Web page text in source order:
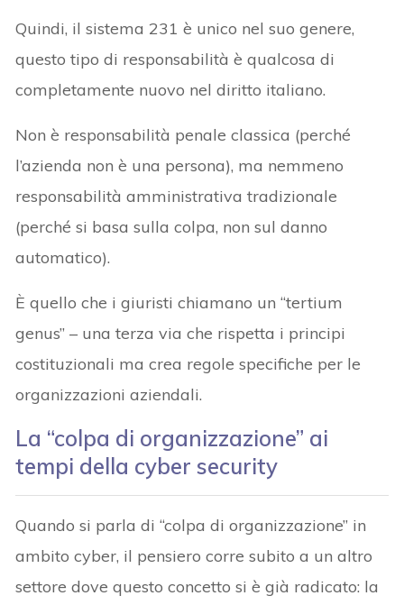
Quindi, il sistema 231 è unico nel suo genere,
questo tipo di responsabilità è qualcosa di
completamente nuovo nel diritto italiano.
Non è responsabilità penale classica (perché
l’azienda non è una persona), ma nemmeno
responsabilità amministrativa tradizionale
(perché si basa sulla colpa, non sul danno
automatico).
È quello che i giuristi chiamano un “tertium
genus” – una terza via che rispetta i principi
costituzionali ma crea regole specifiche per le
organizzazioni aziendali.
La “colpa di organizzazione” ai
tempi della cyber security
Quando si parla di “colpa di organizzazione” in
ambito cyber, il pensiero corre subito a un altro
settore dove questo concetto si è già radicato: la